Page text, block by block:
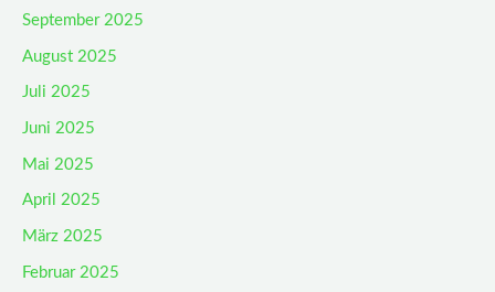
September 2025
August 2025
Juli 2025
Juni 2025
Mai 2025
April 2025
März 2025
Februar 2025